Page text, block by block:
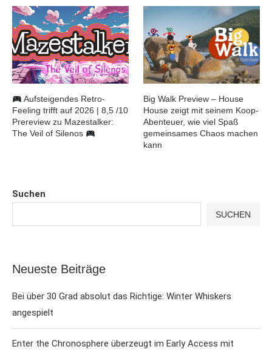
Suchen
SUCHEN
Neueste Beiträge
Bei über 30 Grad absolut das Richtige: Winter Whiskers
angespielt
Enter the Chronosphere überzeugt im Early Access mit
Aufsteigendes Retro-
Feeling trifft auf 2026 | 8,5 /10
Prereview zu Mazestalker:
The Veil of Silenos
Big Walk Preview – House
House zeigt mit seinem Koop-
Abenteuer, wie viel Spaß
gemeinsames Chaos machen
kann